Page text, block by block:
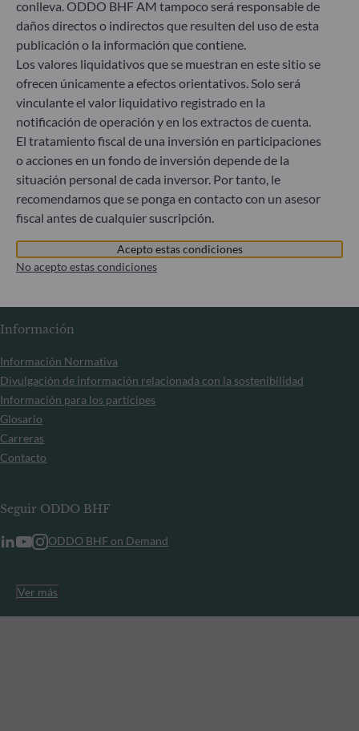
Mercantil: B 29891
Comunicación sobre las sanciones de la UE contra Rusia
En el marco de las sanciones adoptadas por la Unión
Europea en relación con la crisis de Ucrania, le informamos
de que, en cumplimiento de lo dispuesto en los reglamentos
de la UE n.º 833/2014 y n.º 398/2022, la suscripción de
participaciones de fondos gestionados por la Sociedad
gestora está prohibida a todo ciudadano ruso o bielorruso,
a toda persona física residente en Rusia o Bielorrusia o a
toda persona jurídica, entidad u organismo radicado en
Rusia o Bielorrusia, a excepción de los ciudadanos de un
Estado miembro de la Unión Europea y a las personas
físicas titulares de una tarjeta de residencia temporal o
Información
Información Normativa
Divulgación de información relacionada con la sostenibilidad
Información para los partícipes
Glosario
Carreras
Contacto
Seguir ODDO BHF
ODDO BHF on Demand
Ver más
conlleva. ODDO BHF AM tampoco será responsable de
daños directos o indirectos que resulten del uso de esta
publicación o la información que contiene.
Los valores liquidativos que se muestran en este sitio se
ofrecen únicamente a efectos orientativos. Solo será
vinculante el valor liquidativo registrado en la
notificación de operación y en los extractos de cuenta.
El tratamiento fiscal de una inversión en participaciones
o acciones en un fondo de inversión depende de la
situación personal de cada inversor. Por tanto, le
recomendamos que se ponga en contacto con un asesor
fiscal antes de cualquier suscripción.
Acepto estas condiciones
No acepto estas condiciones